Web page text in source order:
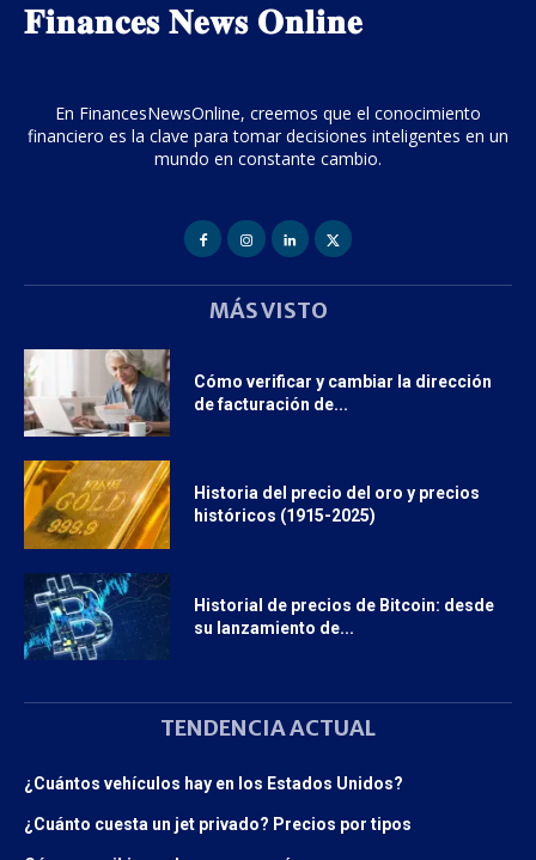
𝐅𝐢𝐧𝐚𝐧𝐜𝐞𝐬 𝐍𝐞𝐰𝐬 𝐎𝐧𝐥𝐢𝐧𝐞
En FinancesNewsOnline, creemos que el conocimiento
financiero es la clave para tomar decisiones inteligentes en un
mundo en constante cambio.
MÁS VISTO
Cómo verificar y cambiar la dirección
de facturación de...
Historia del precio del oro y precios
históricos (1915-2025)
Historial de precios de Bitcoin: desde
su lanzamiento de...
TENDENCIA ACTUAL
¿Cuántos vehículos hay en los Estados Unidos?
¿Cuánto cuesta un jet privado? Precios por tipos